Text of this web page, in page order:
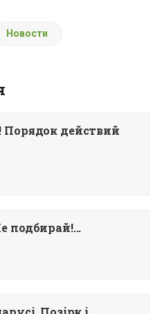
Новости
действий
подбирай!...